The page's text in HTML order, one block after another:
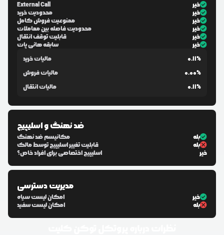
External Call
خیر
محدودیت خرید
خیر
ممنوعیت فروش کامل
خیر
محدودیت فاصله بین معاملات
خیر
قابلیت توقف انتقال
خیر
سابقه هانی پات
خیر
مالیات خرید
0.11%
مالیات فروش
0.00%
مالیات انتقال
0.11%
ضد نهنگ و اسلیپیج
مکانیسم ضد نهنگ
بله
قابلیت تغییر اسلیپیج توسط مالک
بله
اسلیپیج اختصاصی برای افراد خاص؟
خیر
مدیریت دسترسی
امکان لیست سیاه
خیر
امکان لیست سفید
بله